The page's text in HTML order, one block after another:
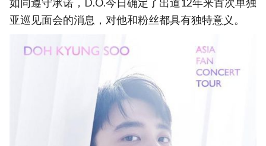
如同遵守承诺，D.O.今日确定了出道12年来首次单独
亚巡见面会的消息，对他和粉丝都具有独特意义。